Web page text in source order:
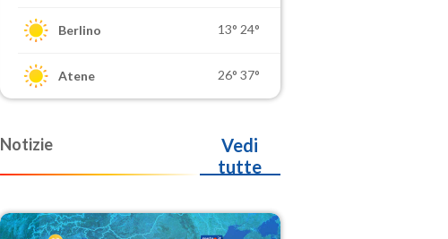
Berlino 13° 24°
Atene 26° 37°
Notizie
Vedi
tutte